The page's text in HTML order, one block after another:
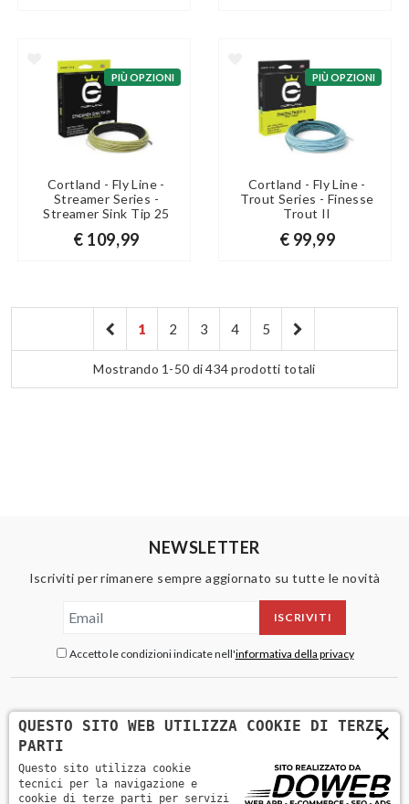
PIÙ OPZIONI
Cortland - Fly Line -
Streamer Series -
Streamer Sink Tip 25
€ 109,99
PIÙ OPZIONI
Cortland - Fly Line -
Trout Series - Finesse
Trout II
€ 99,99
1 2 3 4 5
Mostrando 1-50 di 434 prodotti totali
NEWSLETTER
Iscriviti per rimanere sempre aggiornato su tutte le novità
ISCRIVITI
Accetto le condizioni indicate nell'informativa della privacy
×
QUESTO SITO WEB UTILIZZA COOKIE DI TERZE
PARTI
Questo sito utilizza cookie
tecnici per la navigazione e
cookie di terze parti per servizi